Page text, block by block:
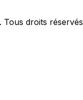
droits réservés